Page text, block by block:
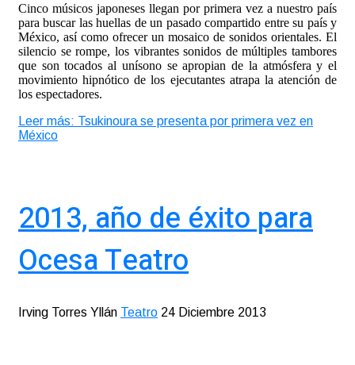
Cinco músicos japoneses llegan por primera vez a nuestro país
para buscar las huellas de un pasado compartido entre su país y
México, así como ofrecer un mosaico de sonidos orientales. El
silencio se rompe, los vibrantes sonidos de múltiples tambores
que son tocados al unísono se apropian de la atmósfera y el
movimiento hipnótico de los ejecutantes atrapa la atención de
los espectadores.
Leer más: Tsukinoura se presenta por primera vez en
México
2013, año de éxito para
Ocesa Teatro
Irving Torres Yllán Teatro 24 Diciembre 2013